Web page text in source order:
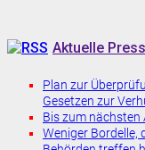
Aktuelle
Plan zur
Gesetzen zur
Bis zum nächsten
Weniger